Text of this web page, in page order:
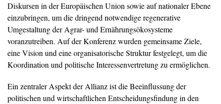
Diskursen in der Europäischen Union sowie auf nationaler Ebene
einzubringen, um die dringend notwendige regenerative
Umgestaltung der Agrar- und Ernährungsökosysteme
voranzutreiben. Auf der Konferenz wurden gemeinsame Ziele,
eine Vision und eine organisatorische Struktur festgelegt, um die
Koordination und politische Interessenvertretung zu ermöglichen.
Ein zentraler Aspekt der Allianz ist die Beeinflussung der
politischen und wirtschaftlichen Entscheidungsfindung in den